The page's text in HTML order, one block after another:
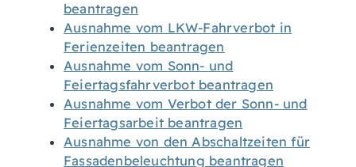
beantragen
Ausnahme vom LKW-Fahrverbot in
Ferienzeiten beantragen
Ausnahme vom Sonn- und
Feiertagsfahrverbot beantragen
Ausnahme vom Verbot der Sonn- und
Feiertagsarbeit beantragen
Ausnahme von den Abschaltzeiten für
Fassadenbeleuchtung beantragen